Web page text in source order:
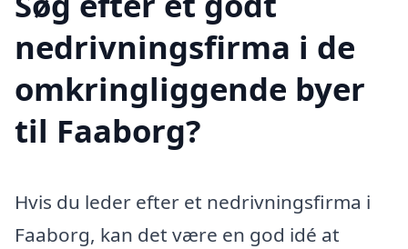
nedrivningsfirma i de
omkringliggende byer
til Faaborg?
Hvis du leder efter et nedrivningsfirma i
Faaborg, kan det være en god idé at